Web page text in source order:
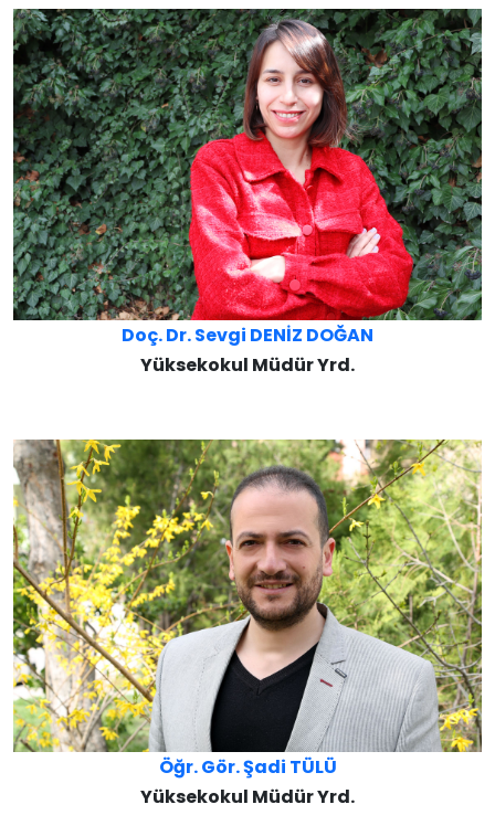
Doç. Dr. Sevgi DENİZ DOĞAN
Yüksekokul Müdür Yrd.
Öğr. Gör. Şadi TÜLÜ
Yüksekokul Müdür Yrd.